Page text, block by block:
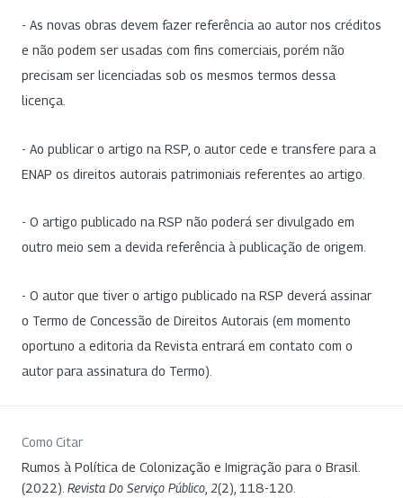
- As novas obras devem fazer referência ao autor nos créditos
e não podem ser usadas com fins comerciais, porém não
precisam ser licenciadas sob os mesmos termos dessa
licença.
- Ao publicar o artigo na RSP, o autor cede e transfere para a
ENAP os direitos autorais patrimoniais referentes ao artigo.
- O artigo publicado na RSP não poderá ser divulgado em
outro meio sem a devida referência à publicação de origem.
- O autor que tiver o artigo publicado na RSP deverá assinar
o Termo de Concessão de Direitos Autorais (em momento
oportuno a editoria da Revista entrará em contato com o
autor para assinatura do Termo).
Como Citar
Rumos à Política de Colonização e Imigração para o Brasil.
(2022). Revista Do Serviço Público 2(2), 118-120.